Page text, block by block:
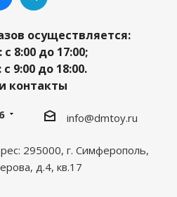
осуществляется:
с 8:00 до 17:00;
с 9:00 до 18:00.
контакты
info@dmtoy.ru
295000, г. Симферополь,
д.4, кв.17